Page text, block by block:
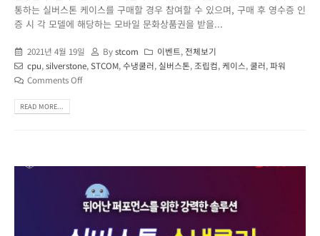
통하는 실버스톤 케이스를 구매할 경우 참여할 수 있으며, 구매 후 영수증 인
증 시 각 모델에 해당하는 모바일 문화상품권을 받을...
2021년 4월 19일 Bystcom 이벤트, 전체보기
cpu,silverstone,STCOM,수냉쿨러, 실버스톤,조립컴,케이스,쿨러,파워
Comments Off
READ MORE...